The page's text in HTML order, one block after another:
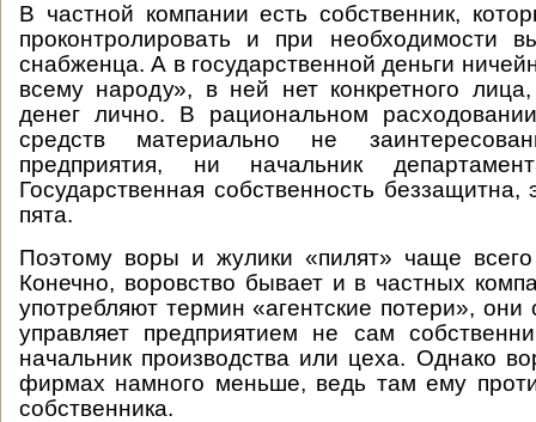
В частной компании есть собственник,
проконтролировать и при необходимости
снабженца. А в государственной деньги
всему народу», в ней нет конкретного
денег лично. В рациональном
средств материально не
предприятия, ни начальник
Государственная собственность беззащитна,
пята.
Поэтому воры и жулики «пилят» чаще всего
Конечно, воровство бывает и в частных
употребляют термин «агентские потери», они
управляет предприятием не сам
начальник производства или цеха. Однако
фирмах намного меньше, ведь там ему
собственника.